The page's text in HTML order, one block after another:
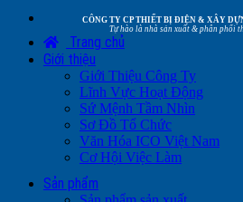
CÔNG TY CP THIẾT BỊ ĐIỆN & XÂY
Tự hào là nhà sản xuất & phân phối
Trang chủ
Giới thiệu
Giới Thiệu Công Ty
Lĩnh Vực Hoạt Động
Sứ Mệnh Tầm Nhìn
Sơ Đồ Tổ Chức
Văn Hóa ICO Việt Nam
Cơ Hội Việc Làm
Sản phẩm